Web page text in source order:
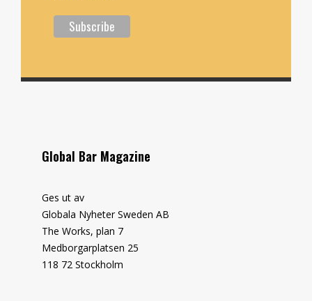
Global Bar Magazine
Ges ut av
Globala Nyheter Sweden AB
The Works, plan 7
Medborgarplatsen 25
118 72 Stockholm